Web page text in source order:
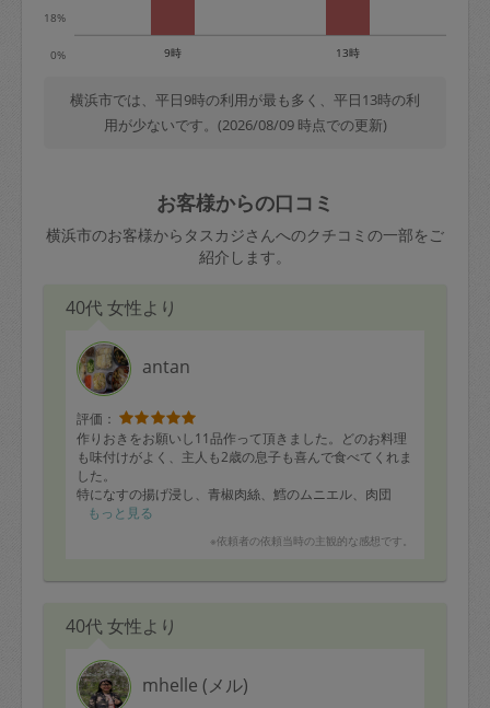
0%
18%
9時 13時
横浜市では、平日9時の利用が最も多く、平日13時の利
用が少ないです。(2026/08/09 時点での更新)
お客様からの口コミ
横浜市のお客様からタスカジさんへのクチコミの一部をご
紹介します。
40代 女性より
antan
評価：
作りおきをお願いし11品作って頂きました。どのお料理
も味付けがよく、主人も2歳の息子も喜んで食べてくれま
した。
特になすの揚げ浸し、青椒肉絲、鱈のムニエル、肉団
子、ほうれん草の白和えが美味しかったです。まだ食べ
ありがとうございました！
もっと見る
※依頼者の依頼当時の主観的な感想です。
40代 女性より
mhelle (メル)